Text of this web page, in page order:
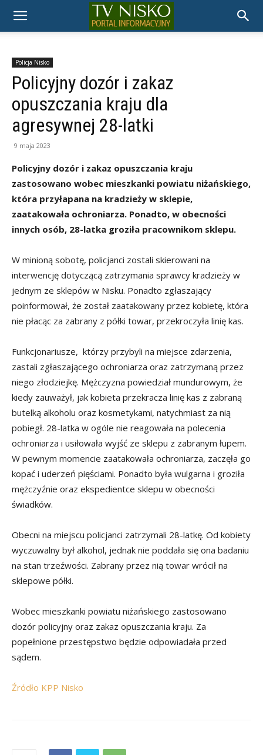
TELEWIZJA
NISKO
Policja Nisko
Policyjny dozór i zakaz
opuszczania kraju dla
agresywnej 28-latki
9 maja 2023
Policyjny dozór i zakaz opuszczania kraju
zastosowano wobec mieszkanki powiatu niżańskiego,
która przyłapana na kradzieży w sklepie,
zaatakowała ochroniarza. Ponadto, w obecności
innych osób, 28-latka groziła pracownikom sklepu.
W minioną sobotę, policjanci zostali skierowani na
interwencję dotyczącą zatrzymania sprawcy kradzieży w
jednym ze sklepów w Nisku. Ponadto zgłaszający
poinformował, że został zaatakowany przez kobietę, która
nie płacąc za zabrany z półki towar, przekroczyła linię kas.
Funkcjonariusze, którzy przybyli na miejsce zdarzenia,
zastali zgłaszającego ochroniarza oraz zatrzymaną przez
niego złodziejkę. Mężczyzna powiedział mundurowym, że
kiedy zauważył, jak kobieta przekracza linię kas z zabraną
butelką alkoholu oraz kosmetykami, natychmiast za nią
pobiegł. 28-latka w ogóle nie reagowała na polecenia
ochroniarza i usiłowała wyjść ze sklepu z zabranym łupem.
W pewnym momencie zaatakowała ochroniarza, zaczęła go
kopać i uderzeń pięściami. Ponadto była wulgarna i groziła
mężczyźnie oraz ekspedientce sklepu w obecności
świadków.
Obecni na miejscu policjanci zatrzymali 28-latkę. Od kobiety
wyczuwalny był alkohol, jednak nie poddała się ona badaniu
na stan trzeźwości. Zabrany przez nią towar wrócił na
sklepowe półki.
Wobec mieszkanki powiatu niżańskiego zastosowano
dozór policyjny oraz zakaz opuszczania kraju. Za
popełnione przestępstwo będzie odpowiadała przed
sądem.
Źródło KPP Nisko